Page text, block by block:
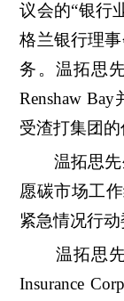
议会的“银行
格兰银行理
务。温拓思
Renshaw
受渣打集团的
温拓思先
愿碳市场工
紧急情况行动
温拓思先
Insurance